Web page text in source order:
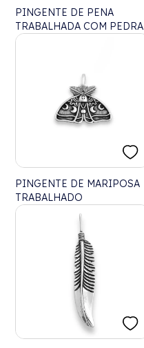
PINGENTE DE PENA
TRABALHADA COM PEDRA
ÔNIX RESINADA
PINGENTE DE MARIPOSA
TRABALHADO